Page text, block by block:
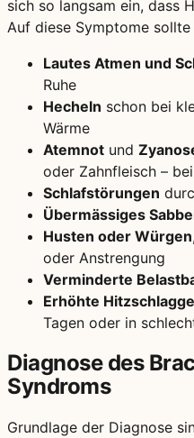
sich so langsam ein, dass
Auf diese Symptome sollte
Lautes Atmen und
Ruhe
Hecheln schon bei
Wärme
Atemnot und
oder Zahnfleisch –
Schlafstörungen
Übermässiges
Husten oder Würgen
oder Anstrengung
Verminderte
Erhöhte
Tagen oder in
Diagnose des
Syndroms
Grundlage der Diagnose